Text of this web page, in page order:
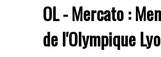
OL - Mercato :
de l'Olympique